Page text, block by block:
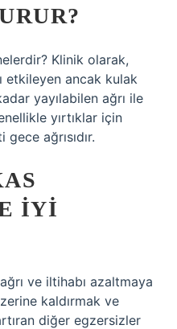
Klinik olarak,
etkileyen ancak kulak
yayılabilen ağrı ile
yırtıklar için
ağrısıdır.
IYI
ve iltihabı azaltmaya
kaldırmak ve
diğer egzersizler